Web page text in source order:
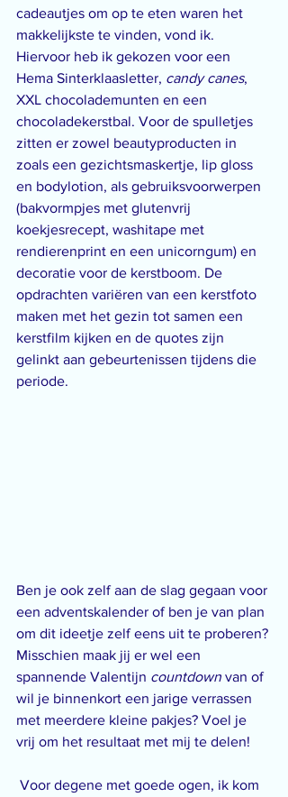
cadeautjes om op te eten waren het
makkelijkste te vinden, vond ik.
Hiervoor heb ik gekozen voor een
Hema Sinterklaasletter, candy canes,
XXL chocolademunten en een
chocoladekerstbal. Voor de spulletjes
zitten er zowel beautyproducten in
zoals een gezichtsmaskertje, lip gloss
en bodylotion, als gebruiksvoorwerpen
(bakvormpjes met glutenvrij
koekjesrecept, washitape met
rendierenprint en een unicorngum) en
decoratie voor de kerstboom. De
opdrachten variëren van een kerstfoto
maken met het gezin tot samen een
kerstfilm kijken en de quotes zijn
gelinkt aan gebeurtenissen tijdens die
periode.
Ben je ook zelf aan de slag gegaan voor
een adventskalender of ben je van plan
om dit ideetje zelf eens uit te proberen?
Misschien maak jij er wel een
spannende Valentijn countdown van of
wil je binnenkort een jarige verrassen
met meerdere kleine pakjes? Voel je
vrij om het resultaat met mij te delen!